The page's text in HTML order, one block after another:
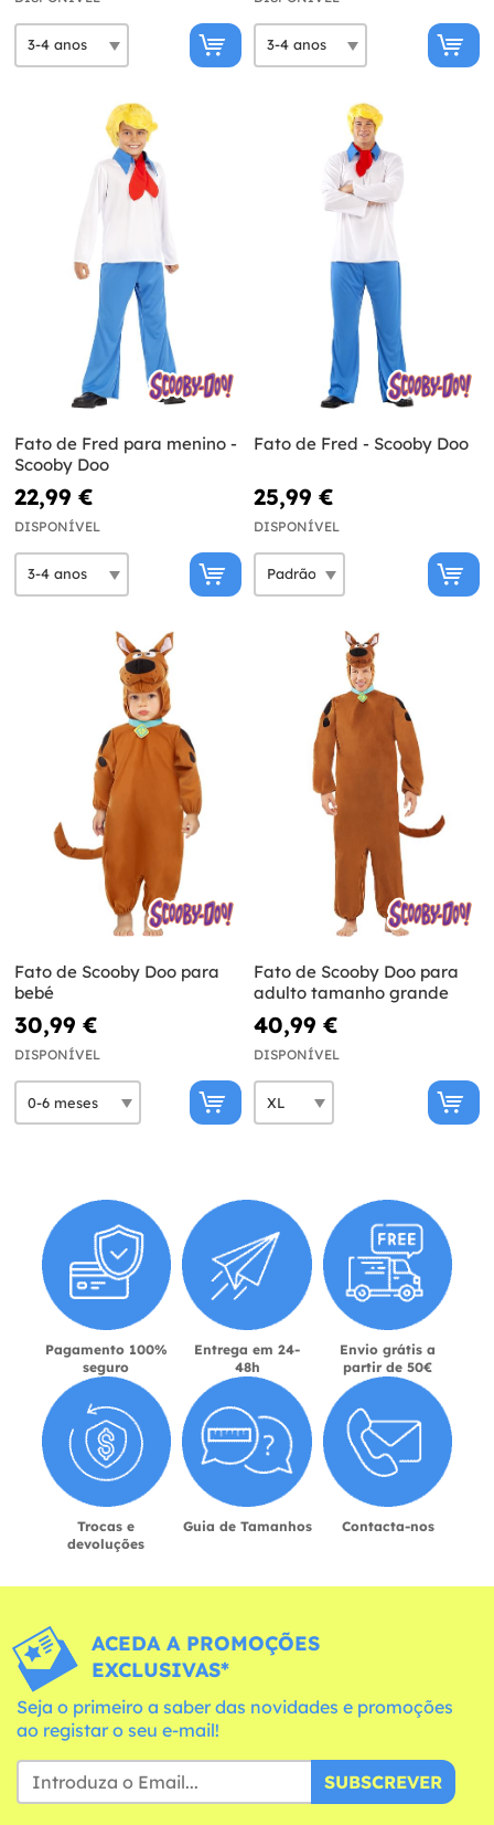
Fato de Fred para menino -
Scooby Doo
22,99 €
DISPONÍVEL
Fato de Fred - Scooby Doo
25,99 €
DISPONÍVEL
Fato de Scooby Doo para
bebé
30,99 €
DISPONÍVEL
Fato de Scooby Doo para
adulto tamanho grande
40,99 €
DISPONÍVEL
Pagamento 100%
seguro
Entrega em 24-
48h
Envio grátis a
partir de 50€
Trocas e
devoluções
Guia de Tamanhos Contacta-nos
ACEDA A PROMOÇÕES
EXCLUSIVAS*
Seja o primeiro a saber das novidades e promoções
ao registar o seu e-mail!
SUBSCREVER